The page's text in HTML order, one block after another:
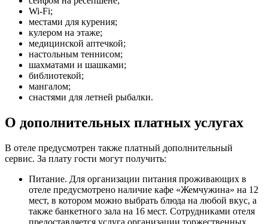
Wi-Fi;
местами для курения;
кулером на этаже;
медицинской аптечкой;
настольным теннисом;
шахматами и шашками;
библиотекой;
мангалом;
снастями для летней рыбалки.
О дополнительных платных услугах
В отеле предусмотрен также платный дополнительный
сервис. За плату гости могут получить:
Питание. Для организации питания проживающих в
отеле предусмотрено наличие кафе «Жемчужина» на 12
мест, в котором можно выбрать блюда на любой вкус, а
также банкетного зала на 16 мест. Сотрудниками отеля
предоставляется услуга организации торжественных